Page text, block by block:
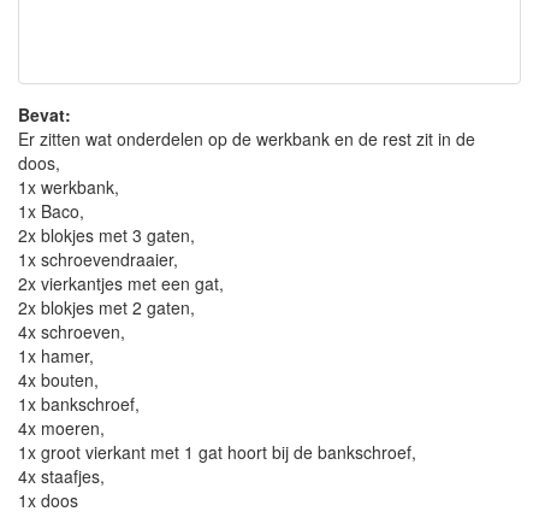
Bevat:
Er zitten wat onderdelen op de werkbank en de rest zit in de
doos,
1x werkbank,
1x Baco,
2x blokjes met 3 gaten,
1x schroevendraaier,
2x vierkantjes met een gat,
2x blokjes met 2 gaten,
4x schroeven,
1x hamer,
4x bouten,
1x bankschroef,
4x moeren,
1x groot vierkant met 1 gat hoort bij de bankschroef,
4x staafjes,
1x doos